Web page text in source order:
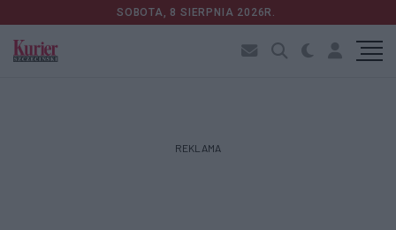
SOBOTA, 8 SIERPNIA 2026R.
REKLAMA